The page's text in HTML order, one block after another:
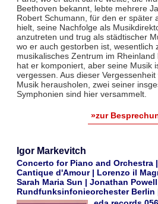
Beethoven bekannt, lebte mehrere
Robert Schumann, für den er später
hielt, seine Nachfolge als
anzutreten und trug als städtischer
wo er auch gestorben ist, wesentlich
musikalisches Zentrum im
hat er komponiert, aber seine Musik
vergessen. Aus dieser
Musik herausholen, zwei seiner
Symphonien sind hier versammelt.
»zur
Igor Markevitch
Concerto for Piano and Orchestra
Cantique d'Amour | Lorenzo il
Sarah Maria Sun | Jonathan
Rundfunksinfonieorchester Berlin